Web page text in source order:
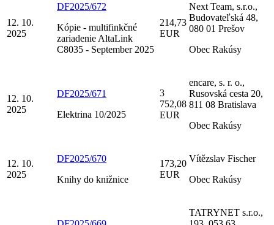
12. 10.
2025
DF2025/672
Kópie - multifinkčné
zariadenie AltaLink
C8035 - September 2025
214,73
EUR
Next Team, s.r.o.,
Budovateľská 48,
080 01 Prešov
Obec Rakúsy
12. 10.
2025
DF2025/671
Elektrina 10/2025
3
752,08
EUR
encare, s. r. o.,
Rusovská cesta 20,
811 08 Bratislava
Obec Rakúsy
12. 10.
2025
DF2025/670
Knihy do knižnice
173,20
EUR
Vítězslav Fischer
Obec Rakúsy
TATRYNET s.r.o.,